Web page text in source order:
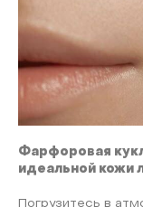
Фарфоровая
идеальной кожи
Погрузитесь в